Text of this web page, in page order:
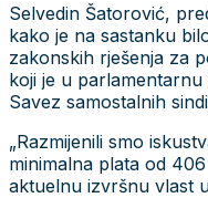
Selvedin Šatorović,
kako je na sastanku
zakonskih rješenja za
koji je u
Savez samostalnih
„Razmijenili smo
minimalna plata od
aktuelnu izvršnu vlast